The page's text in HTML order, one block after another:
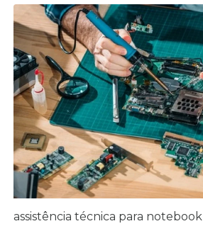
assistência técnica para notebook